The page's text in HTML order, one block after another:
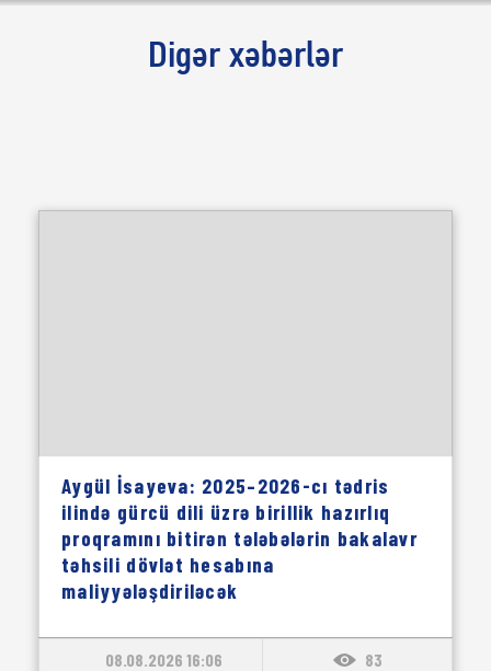
Digər xəbərlər
Aygül İsayeva: 2025–2026-cı tədris
ilində gürcü dili üzrə birillik hazırlıq
proqramını bitirən tələbələrin bakalavr
təhsili dövlət hesabına
maliyyələşdiriləcək
08.08.2026 16:06 83